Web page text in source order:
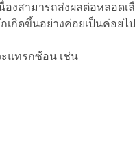
งสามารถส่งผลต่อหลอด
เกิดขึ้นอย่างค่อยเป็นค่อยไ
แทรกซ้อน เช่น